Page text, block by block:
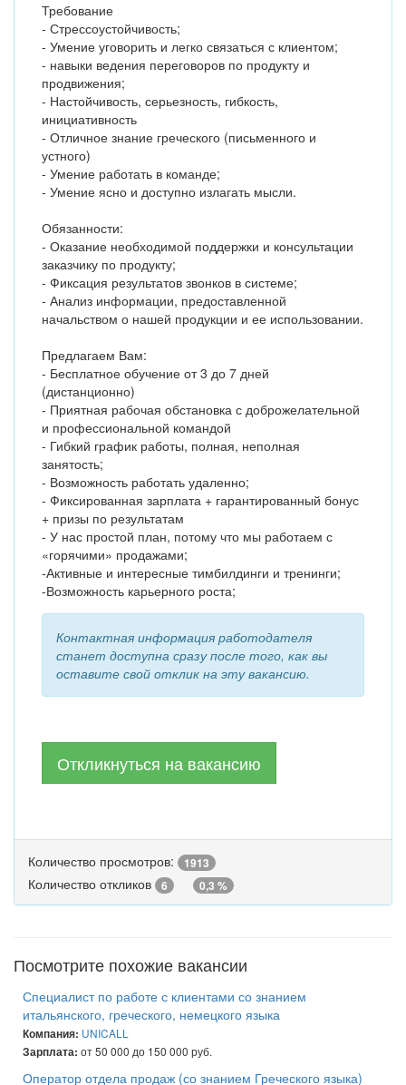
Требование
- Стрессоустойчивость;
- Умение уговорить и легко связаться с клиентом;
- навыки ведения переговоров по продукту и
продвижения;
- Настойчивость, серьезность, гибкость,
инициативность
- Отличное знание греческого (письменного и
устного)
- Умение работать в команде;
- Умение ясно и доступно излагать мысли.
Обязанности:
- Оказание необходимой поддержки и консультации
заказчику по продукту;
- Фиксация результатов звонков в системе;
- Анализ информации, предоставленной
начальством о нашей продукции и ее использовании.
Предлагаем Вам:
- Бесплатное обучение от 3 до 7 дней
(дистанционно)
- Приятная рабочая обстановка с доброжелательной
и профессиональной командой
- Гибкий график работы, полная, неполная
занятость;
- Возможность работать удаленно;
- Фиксированная зарплата + гарантированный бонус
+ призы по результатам
- У нас простой план, потому что мы работаем с
«горячими» продажами;
-Активные и интересные тимбилдинги и тренинги;
-Возможность карьерного роста;
Контактная информация работодателя
станет доступна сразу после того, как вы
оставите свой отклик на эту вакансию.
Откликнуться на вакансию
Количество просмотров: 1913
Количество откликов 6 0,3 %
Посмотрите похожие вакансии
Специалист по работе с клиентами со знанием
итальянского, греческого, немецкого языка
Компания: UNICALL
Зарплата: от 50 000 до 150 000 руб.
Оператор отдела продаж (со знанием Греческого языка)